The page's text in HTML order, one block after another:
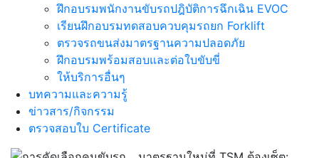
ฝึกอบรมพนักงานขับรถปฎิบัติการฉึกเฉิน EVOC
เรียนฝึกอบรมทดสอบควบคุมรถยก Forklift
ตรวจรถขนส่งมาตรฐานความปลอดภัย
ฝึกอบรมพร้อมสอบและต่อใบขับขี่
ให้บริการอื่นๆ
บทความและความรู้
ข่าวสาร/กิจกรรม
ตรวจสอบใบ Certificate